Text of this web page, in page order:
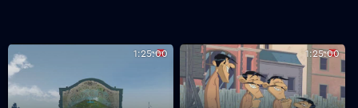
1:25:00 1:25:00